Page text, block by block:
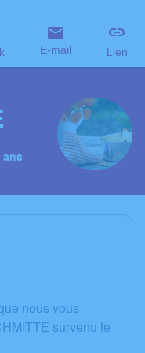
E-mail Lien
ans
nous vous
survenu le